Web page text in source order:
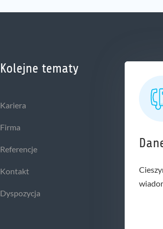
Kolejne tematy
Kariera
Firma
Referencje
Kontakt
Dyspozycja